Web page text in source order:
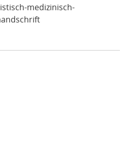
medizinisch-